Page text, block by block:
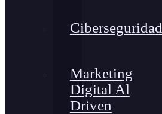
Ciberseguridad
Marketing
Digital Al
Driven